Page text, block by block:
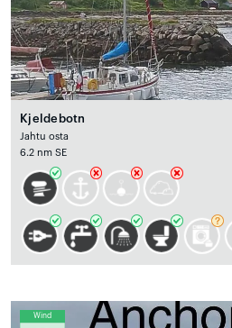
Kjeldebotn
Jahtu osta
6.2 nm SE
Wind